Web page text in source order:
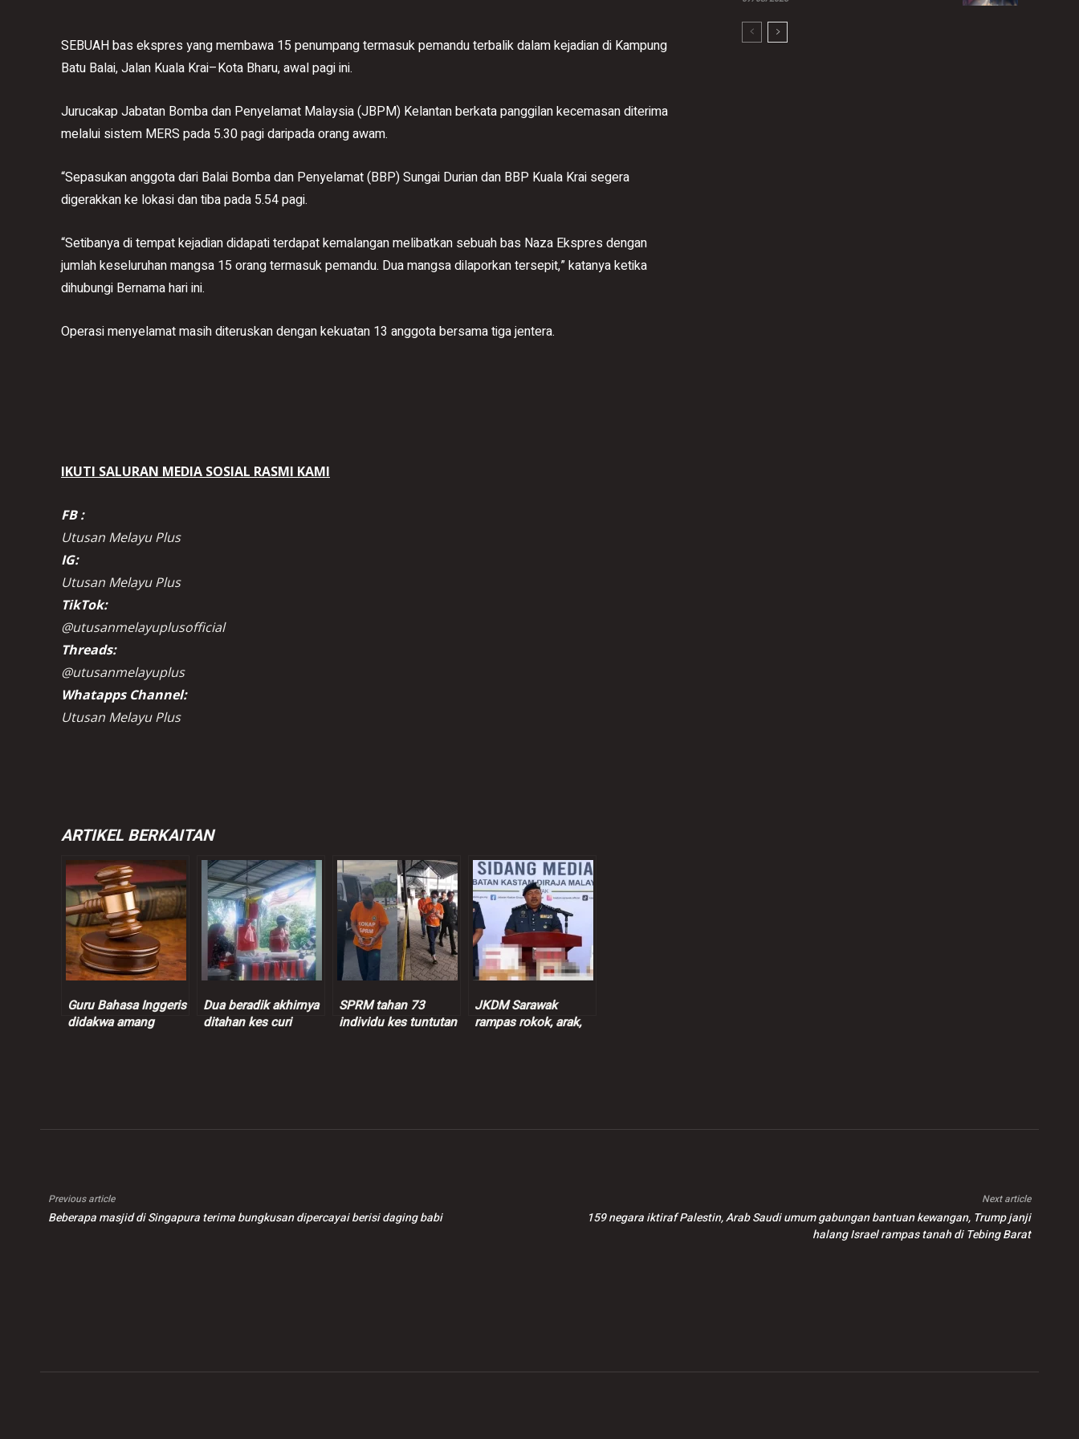
SEBUAH bas ekspres yang membawa 15 penumpang termasuk pemandu terbalik dalam kejadian di Kampung
Batu Balai, Jalan Kuala Krai–Kota Bharu, awal pagi ini.
Jurucakap Jabatan Bomba dan Penyelamat Malaysia (JBPM) Kelantan berkata panggilan kecemasan diterima
melalui sistem MERS pada 5.30 pagi daripada orang awam.
“Sepasukan anggota dari Balai Bomba dan Penyelamat (BBP) Sungai Durian dan BBP Kuala Krai segera
digerakkan ke lokasi dan tiba pada 5.54 pagi.
“Setibanya di tempat kejadian didapati terdapat kemalangan melibatkan sebuah bas Naza Ekspres dengan
jumlah keseluruhan mangsa 15 orang termasuk pemandu. Dua mangsa dilaporkan tersepit,” katanya ketika
dihubungi Bernama hari ini.
Operasi menyelamat masih diteruskan dengan kekuatan 13 anggota bersama tiga jentera.
IKUTI SALURAN MEDIA SOSIAL RASMI KAMI
FB :
Utusan Melayu Plus
IG:
Utusan Melayu Plus
TikTok:
@utusanmelayuplusofficial
Threads:
@utusanmelayuplus
Whatapps Channel:
Utusan Melayu Plus
ARTIKEL BERKAITAN
Guru Bahasa Inggeris
didakwa amang
Dua beradik akhirnya
ditahan kes curi
SPRM tahan 73
individu kes tuntutan
JKDM Sarawak
rampas rokok, arak,
Previous article
Beberapa masjid di Singapura terima bungkusan dipercayai berisi daging babi
Next article
159 negara iktiraf Palestin, Arab Saudi umum gabungan bantuan kewangan, Trump janji
halang Israel rampas tanah di Tebing Barat